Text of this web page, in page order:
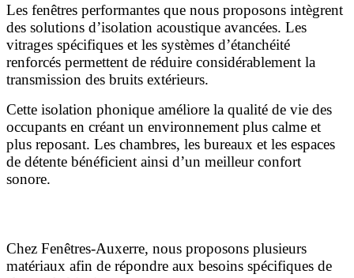
Les fenêtres performantes que nous proposons intègrent
des solutions d’isolation acoustique avancées. Les
vitrages spécifiques et les systèmes d’étanchéité
renforcés permettent de réduire considérablement la
transmission des bruits extérieurs.
Cette isolation phonique améliore la qualité de vie des
occupants en créant un environnement plus calme et
plus reposant. Les chambres, les bureaux et les espaces
de détente bénéficient ainsi d’un meilleur confort
sonore.
Chez Fenêtres-Auxerre, nous proposons plusieurs
matériaux afin de répondre aux besoins spécifiques de